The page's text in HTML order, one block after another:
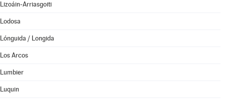
Lizoáin-Arriasgoiti
Lodosa
Lónguida / Longida
Los Arcos
Lumbier
Luquin